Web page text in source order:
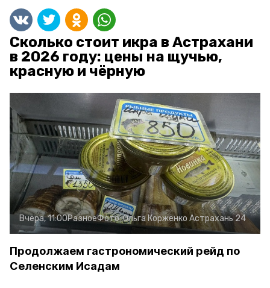
Сколько стоит икра в Астрахани
в 2026 году: цены на щучью,
красную и чёрную
Вчера, 11:00РазноеФото:Ольга Корженко Астрахань 24
Продолжаем гастрономический рейд по
Селенским Исадам